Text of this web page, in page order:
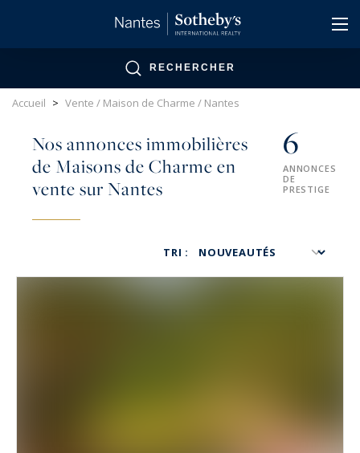
RECHERCHER
Accueil > Vente / Maison de Charme / Nantes
Nos annonces immobilières
de Maisons de Charme en
vente sur Nantes
6
ANNONCES
DE
PRESTIGE
TRI :